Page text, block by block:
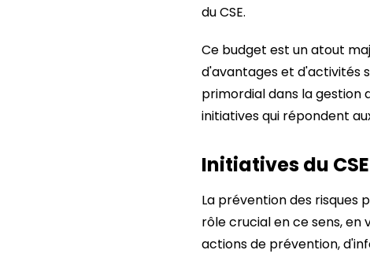
du CSE.
Ce budget est un atout
d'avantages et d'activités
primordial dans la gestion
initiatives qui répondent
Initiatives du
La prévention des risques
rôle crucial en ce sens, en
actions de prévention,